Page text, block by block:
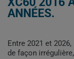
ANNÉES.
Entre 2021 et
de façon